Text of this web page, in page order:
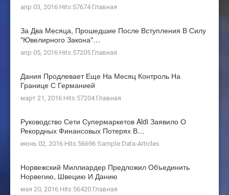
апр 03, 2016 Hits:57674 Главная
За Два Месяца, Прошедшие После Вступления В Силу
"ювелирного Закона"…
апр 05, 2016 Hits:57205 Главная
Дания Продлевает Еще На Месяц Контроль На
Границе С Германией
март 21, 2016 Hits:57204 Главная
Руководство Сети Супермаркетов Aldi Заявило О
Рекордных Финансовых Потерях В…
июнь 02, 2016 Hits:56696 Sample Data-Articles
Норвежский Миллиардер Предложил Объединить
Норвегию, Швецию И Данию
мая 20, 2016 Hits:56420 Главная